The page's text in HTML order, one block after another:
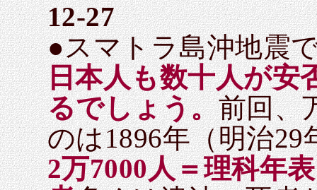
12-27
●スマトラ島沖地震
日本人も数十人が安
るでしょう。前回、
のは1896年（明治
2万7000人＝理科年